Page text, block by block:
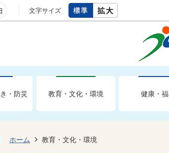
文字サイズ
・防災 教育・文化・環境 健康・
ホーム 教育・文化・環境